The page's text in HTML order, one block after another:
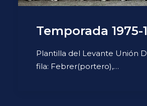
Temporada 1975-
Plantilla del Levante Unión
fila: Febrer(portero),…